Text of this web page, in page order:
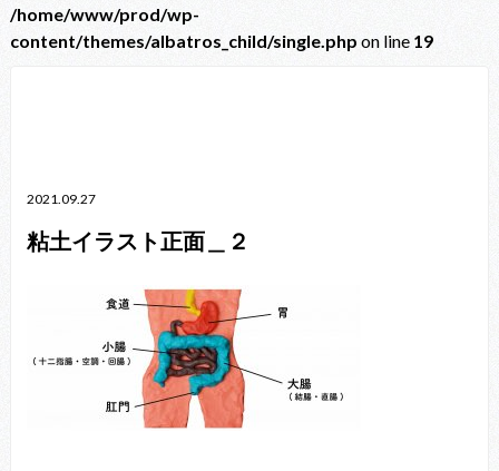
/home/www/prod/wp-
content/themes/albatros_child/single.php on line 19
2021.09.27
粘土イラスト正面＿２